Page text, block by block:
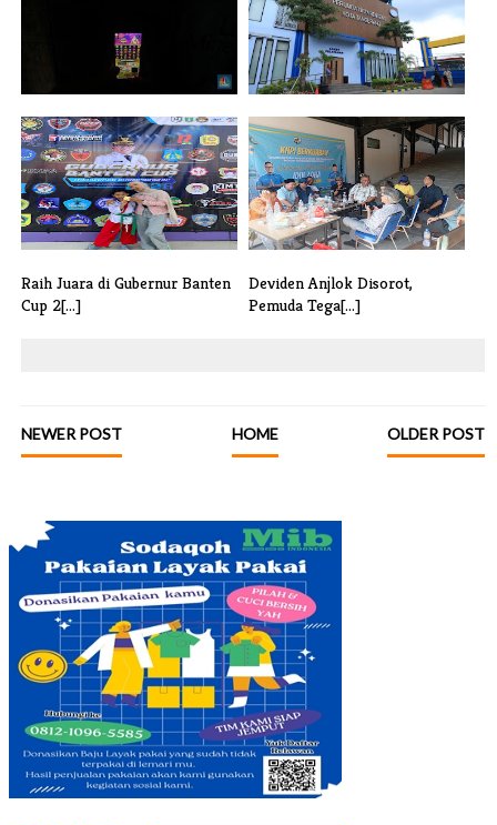
Dugaan Praktik Perjudian di
Dazz X [...]
Dugaan Penggelapan Oleh
Oknum Pegaw[...]
Raih Juara di Gubernur Banten
Cup 2[...]
Deviden Anjlok Disorot,
Pemuda Tega[...]
NEWER POST OLDER POST
HOME